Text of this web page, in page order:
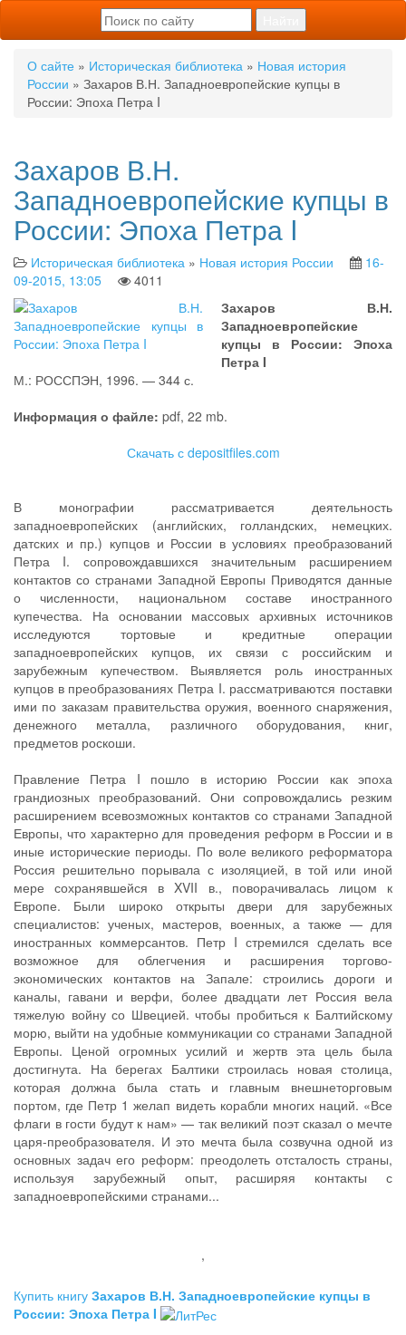
О сайте » Историческая библиотека » Новая история
России » Захаров В.Н. Западноевропейские купцы в
России: Эпоха Петра I
Захаров В.Н.
Западноевропейские купцы в
России: Эпоха Петра I
Историческая библиотека » Новая история России
16-
09-2015, 13:05
4011
Захаров В.Н.
Западноевропейские
купцы в России: Эпоха
Петра I
М.: РОССПЭН, 1996. — 344 с.
Информация о файле: pdf, 22 mb.
Скачать с depositfiles.com
В монографии рассматривается деятельность
западноевропейских (английских, голландских, немецких.
датских и пр.) купцов и России в условиях преобразований
Петра I. сопровождавшихся значительным расширением
контактов со странами Западной Европы Приводятся данные
о численности, национальном составе иностранного
купечества. На основании массовых архивных источников
исследуются тортовые и кредитные операции
западноевропейских купцов, их связи с российским и
зарубежным купечеством. Выявляется роль иностранных
купцов в преобразованиях Петра I. рассматриваются поставки
ими по заказам правительства оружия, военного снаряжения,
денежного металла, различного оборудования, книг,
предметов роскоши.
Правление Петра I пошло в историю России как эпоха
грандиозных преобразований. Они сопровождались резким
расширением всевозможных контактов со странами Западной
Европы, что характерно для проведения реформ в России и в
иные исторические периоды. По воле великого реформатора
Россия решительно порывала с изоляцией, в той или иной
мере сохранявшейся в XVII в., поворачивалась лицом к
Европе. Были широко открыты двери для зарубежных
специалистов: ученых, мастеров, военных, а также — для
иностранных коммерсантов. Петр I стремился сделать все
возможное для облегчения и расширения торгово-
экономических контактов на Запале: строились дороги и
каналы, гавани и верфи, более двадцати лет Россия вела
тяжелую войну со Швецией. чтобы пробиться к Балтийскому
морю, выйти на удобные коммуникации со странами Западной
Европы. Ценой огромных усилий и жертв эта цель была
достигнута. На берегах Балтики строилась новая столица,
которая должна была стать и главным внешнеторговым
портом, где Петр 1 желап видеть корабли многих наций. «Все
флаги в гости будут к нам» — так великий поэт сказал о мечте
царя-преобразователя. И это мечта была созвучна одной из
основных задач его реформ: преодолеть отсталость страны,
используя зарубежный опыт, расширяя контакты с
западноевропейскими странами...
,
Купить книгу Захаров В.Н. Западноевропейские купцы в
России: Эпоха Петра I